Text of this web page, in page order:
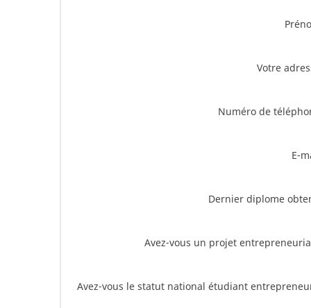
Votre
Numéro de
E-
Dernier diplome
Avez-vous un projet
Avez-vous le statut national étudiant